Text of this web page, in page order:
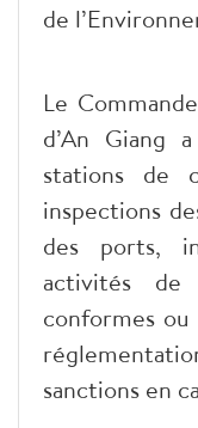
de
Le
d’An Giang
stations de
inspections
des ports,
activités
conformes ou
sanctions en